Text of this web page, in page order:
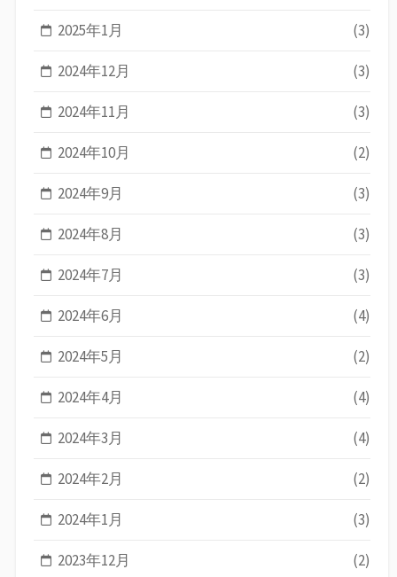
2025年1月 (3)
2024年12月 (3)
2024年11月 (3)
2024年10月 (2)
2024年9月 (3)
2024年8月 (3)
2024年7月 (3)
2024年6月 (4)
2024年5月 (2)
2024年4月 (4)
2024年3月 (4)
2024年2月 (2)
2024年1月 (3)
2023年12月 (2)